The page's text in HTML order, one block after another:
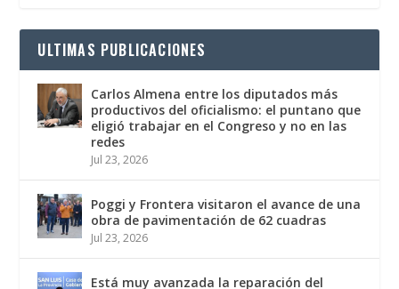
ULTIMAS PUBLICACIONES
Carlos Almena entre los diputados más
productivos del oficialismo: el puntano que
eligió trabajar en el Congreso y no en las
redes
Jul 23, 2026
Poggi y Frontera visitaron el avance de una
obra de pavimentación de 62 cuadras
Jul 23, 2026
Está muy avanzada la reparación del